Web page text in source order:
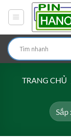
dung
TRANG CHỦ